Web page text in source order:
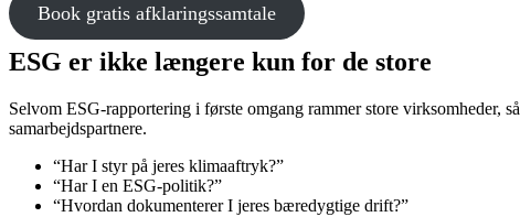
Book gratis afklaringssamtale
ESG er ikke længere kun for de store
Selvom ESG-rapportering i første omgang rammer store virksomheder,
samarbejdspartnere.
“Har I styr på jeres klimaaftryk?”
“Har I en ESG-politik?”
“Hvordan dokumenterer I jeres bæredygtige drift?”